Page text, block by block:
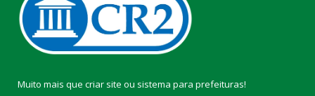
Muito mais que criar site ou sistema para prefeituras!